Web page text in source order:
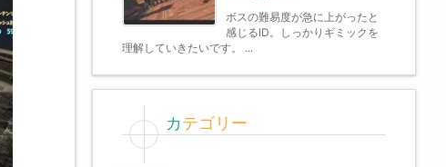
ボスの難易度が急に上がったと
感じるID。しっかりギミックを
理解していきたいです。 ...
カテゴリー